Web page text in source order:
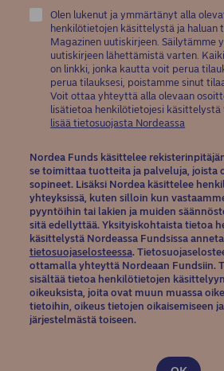
Olen lukenut ja ymmärtänyt alla
henkilötietojen käsittelystä ja haluan
Magazinen uutiskirjeen. Säilytämme
uutiskirjeen lähettämistä varten.
on linkki, jonka kautta voit perua
perua tilauksesi, poistamme sinut
Voit ottaa yhteyttä alla olevaan
lisätietoa henkilötietojesi käsittelystä
lisää tietosuojasta Nordeassa
Nordea Funds käsittelee
se toimittaa tuotteita ja palveluja, joista
sopineet. Lisäksi Nordea käsittelee
yhteyksissä, kuten silloin kun
pyyntöihin tai lakien ja muiden
sitä edellyttää. Yksityiskohtaista tietoa
käsittelystä Nordeassa Fundsissa
tietosuojaselosteessa(opens in new
.
ottamalla yhteyttä Nordeaan Fundsiin.
sisältää tietoa henkilötietojen
oikeuksista, joita ovat muun muassa
tietoihin, oikeus tietojen oikaisemiseen
järjestelmästä toiseen.